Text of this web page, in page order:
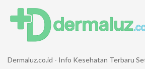
Dermaluz.co.id - Info Kesehatan Terbaru